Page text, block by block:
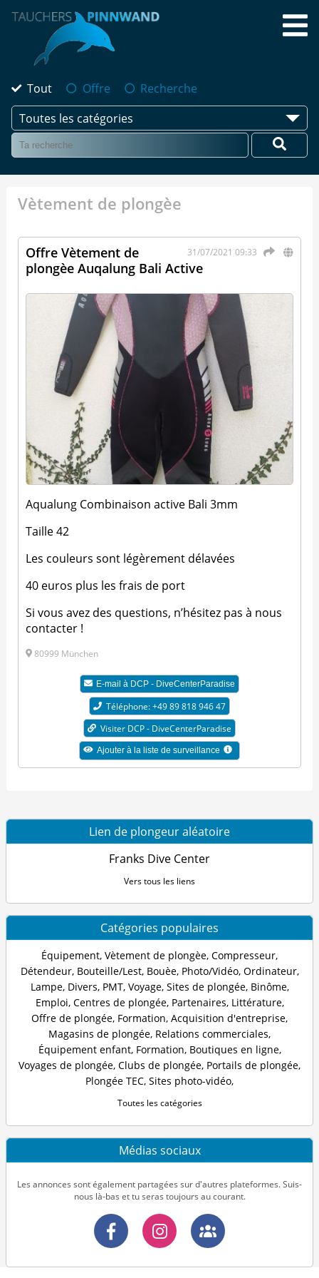
Tout Offre
Recherche
Toutes les catégories
Vètement de plongèe
31/07/2021 09:33
Offre Vètement de
plongèe Auqalung Bali Active
Aqualung Combinaison active Bali 3mm
Taille 42
Les couleurs sont légèrement délavées
40 euros plus les frais de port
Si vous avez des questions, n’hésitez pas à nous
contacter !
80999 München
E-mail à DCP - DiveCenterParadise
Téléphone: +49 89 818 946 47
Visiter DCP - DiveCenterParadise
Ajouter à la liste de surveillance
Lien de plongeur aléatoire
Franks Dive Center
Vers tous les liens
Catégories populaires
Équipement, Vètement de plongèe, Compresseur,
Détendeur, Bouteille/Lest, Bouèe, Photo/Vidéo, Ordinateur,
Lampe, Divers, PMT, Voyage, Sites de plongée, Binôme,
Emploi, Centres de plongée, Partenaires, Littérature,
Offre de plongée, Formation, Acquisition d'entreprise,
Magasins de plongée, Relations commerciales,
Équipement enfant, Formation, Boutiques en ligne,
Voyages de plongée, Clubs de plongée, Portails de plongée,
Plongée TEC, Sites photo-vidéo,
Toutes les catégories
Médias sociaux
Les annonces sont également partagées sur d'autres plateformes. Suis-
nous là-bas et tu seras toujours au courant.